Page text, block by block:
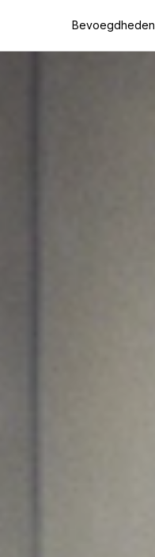
Bevoegdheden